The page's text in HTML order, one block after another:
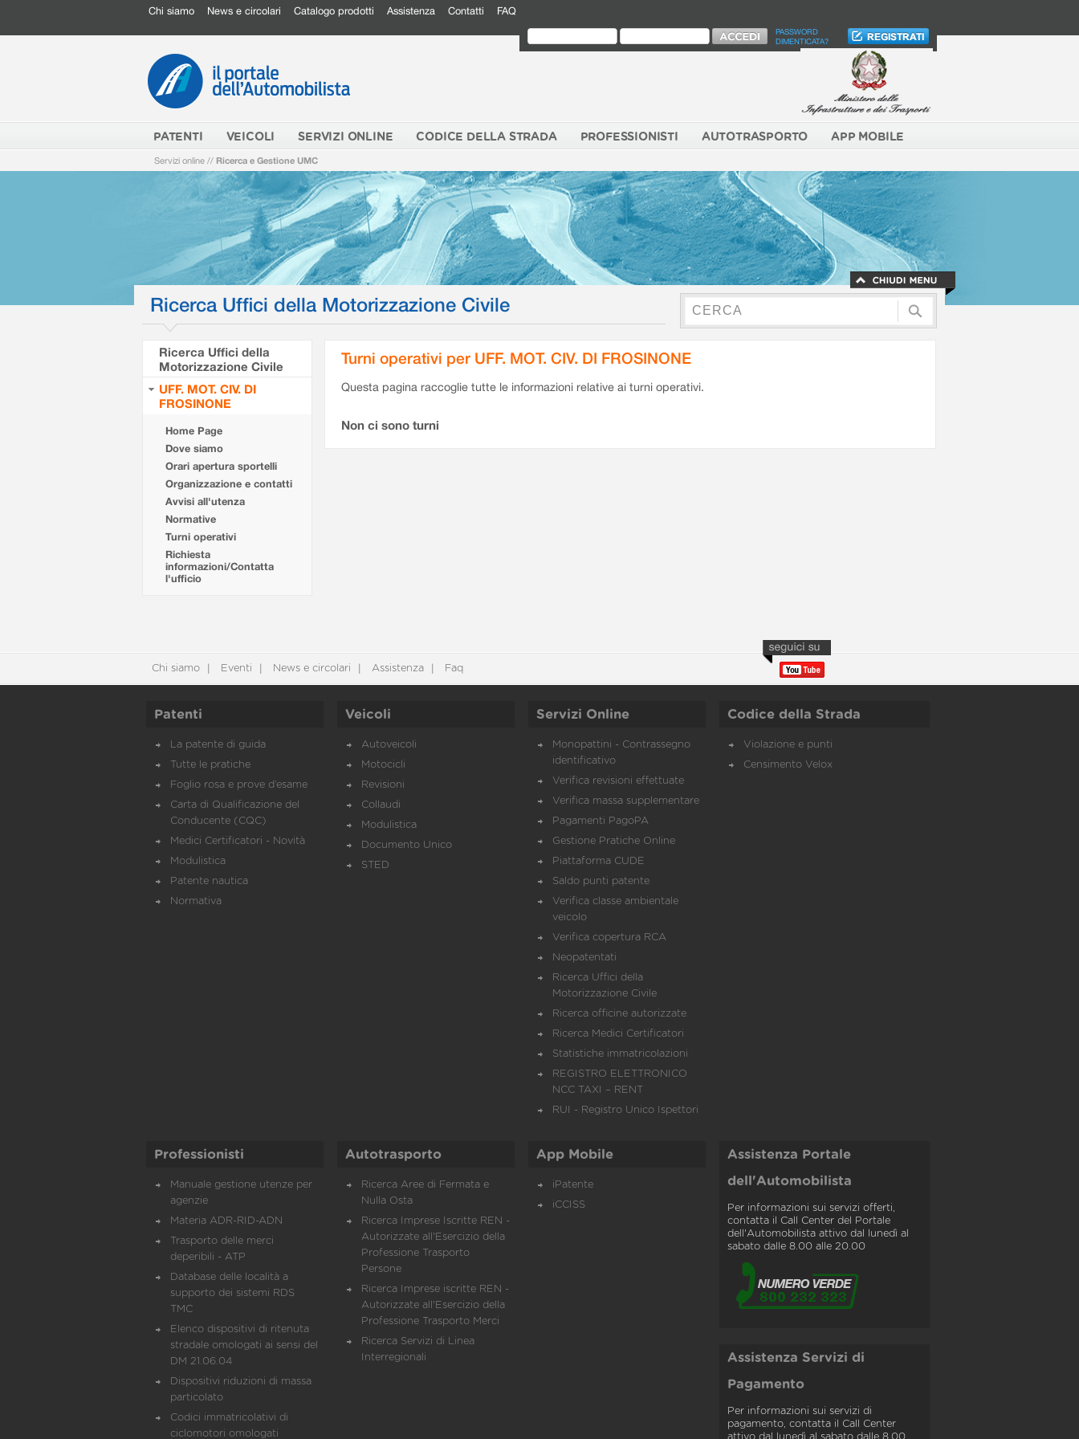
Chi siamo News e circolari Catalogo prodotti Assistenza Contatti FAQ
PASSWORD
DIMENTICATA?
PATENTI VEICOLI SERVIZI ONLINE CODICE DELLA STRADA PROFESSIONISTI AUTOTRASPORTO APP MOBILE
Servizi online // Ricerca e Gestione UMC
Ricerca Uffici della Motorizzazione Civile
Ricerca Uffici della
Motorizzazione Civile
UFF. MOT. CIV. DI
FROSINONE
Home Page
Dove siamo
Orari apertura sportelli
Organizzazione e contatti
Avvisi all'utenza
Normative
Turni operativi
Richiesta
informazioni/Contatta
l'ufficio
Turni operativi per UFF. MOT. CIV. DI FROSINONE
Questa pagina raccoglie tutte le informazioni relative ai turni operativi.
Non ci sono turni
Chi siamo Eventi News e circolari Assistenza Faq
Patenti
La patente di guida
Tutte le pratiche
Foglio rosa e prove d’esame
Carta di Qualificazione del
Conducente (CQC)
Medici Certificatori - Novità
Modulistica
Patente nautica
Normativa
Veicoli
Autoveicoli
Motocicli
Revisioni
Collaudi
Modulistica
Documento Unico
STED
Servizi Online
Monopattini - Contrassegno
identificativo
Verifica revisioni effettuate
Verifica massa supplementare
Pagamenti PagoPA
Gestione Pratiche Online
Piattaforma CUDE
Saldo punti patente
Verifica classe ambientale
veicolo
Verifica copertura RCA
Neopatentati
Ricerca Uffici della
Motorizzazione Civile
Ricerca officine autorizzate
Ricerca Medici Certificatori
Statistiche immatricolazioni
REGISTRO ELETTRONICO
NCC TAXI – RENT
RUI - Registro Unico Ispettori
Codice della Strada
Violazione e punti
Censimento Velox
Professionisti
Manuale gestione utenze per
agenzie
Materia ADR-RID-ADN
Trasporto delle merci
deperibili - ATP
Database delle località a
supporto dei sistemi RDS
TMC
Elenco dispositivi di ritenuta
stradale omologati ai sensi del
DM 21.06.04
Dispositivi riduzioni di massa
particolato
Codici immatricolativi di
ciclomotori omologati
Autotrasporto
Ricerca Aree di Fermata e
Nulla Osta
Ricerca Imprese Iscritte REN -
Autorizzate all'Esercizio della
Professione Trasporto
Persone
Ricerca Imprese iscritte REN -
Autorizzate all'Esercizio della
Professione Trasporto Merci
Ricerca Servizi di Linea
Interregionali
App Mobile
iPatente
iCCISS
Assistenza Portale
dell'Automobilista
Per informazioni sui servizi offerti,
contatta il Call Center del Portale
dell'Automobilista attivo dal lunedì al
sabato dalle 8.00 alle 20.00
Assistenza Servizi di
Pagamento
Per informazioni sui servizi di
pagamento, contatta il Call Center